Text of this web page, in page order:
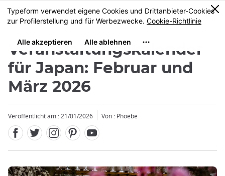
Größe
MENU
0
Veranstaltungskalender
für Japan: Februar und
März 2026
Veröffentlicht am : 21/01/2026 Von : Phoebe